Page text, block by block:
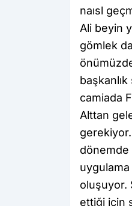
naısl
Ali beyin
gömlek
camiada
Alttan
dönemde
oluşuyor.
ettiği için